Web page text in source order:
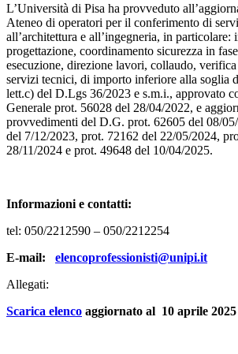
L’Università di Pisa ha provveduto
Ateneo di operatori per il conferimento di
all’architettura e all’ingegneria, in particolare:
progettazione, coordinamento sicurezza in
esecuzione, direzione lavori, collaudo,
servizi tecnici, di importo inferiore alla soglia
lett.c) del D.Lgs 36/2023 e s.m.i., approvato
Generale prot. 56028 del 28/04/2022, e
provvedimenti del D.G. prot. 62605 del 08/
del 7/12/2023, prot. 72162 del 22/05/2024,
28/11/2024 e prot. 49648 del 10/04/2025.
Informazioni e contatti:
tel: 050/2212590 – 050/2212254
E-mail: elencoprofessionisti@unipi.it
Allegati:
Scarica elenco aggiornato al 10 aprile 2025